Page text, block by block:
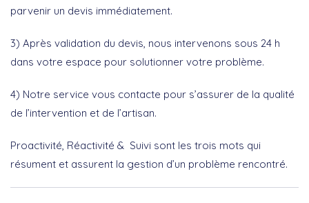
parvenir un devis immédiatement.
3) Après validation du devis, nous intervenons sous 24 h
dans votre espace pour solutionner votre problème.
4) Notre service vous contacte pour s’assurer de la qualité
de l’intervention et de l’artisan.
Proactivité, Réactivité & Suivi sont les trois mots qui
résument et assurent la gestion d’un problème rencontré.